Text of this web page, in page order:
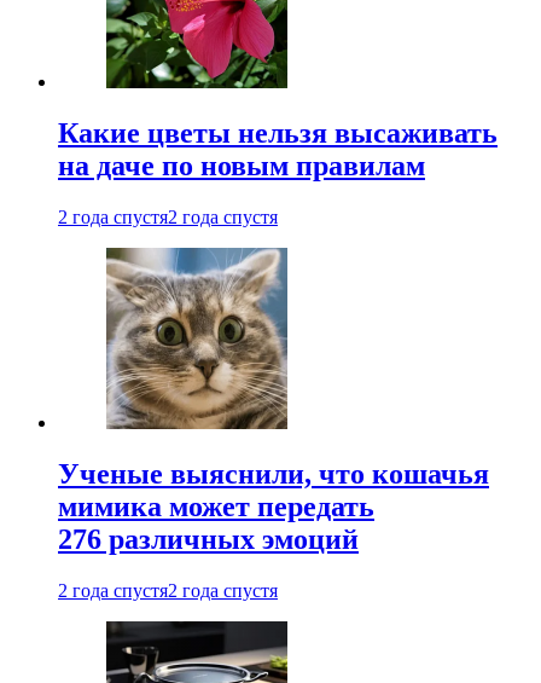
Какие цветы нельзя высаживать
на даче по новым правилам
2 года спустя2 года спустя
Ученые выяснили, что кошачья
мимика может передать
276 различных эмоций
2 года спустя2 года спустя